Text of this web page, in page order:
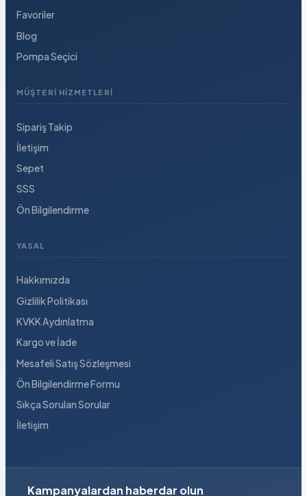
Favoriler
Blog
Pompa Seçici
MÜŞTERI HIZMETLERI
Sipariş Takip
İletişim
Sepet
SSS
Ön Bilgilendirme
YASAL
Hakkımızda
Gizlilik Politikası
KVKK Aydınlatma
Kargo ve İade
Mesafeli Satış Sözleşmesi
Ön Bilgilendirme Formu
Sıkça Sorulan Sorular
İletişim
Kampanyalardan haberdar olun